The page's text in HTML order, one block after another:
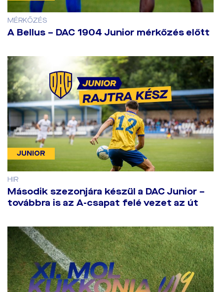
MÉRKŐZÉS
A Bellus – DAC 1904 Junior mérkőzés előtt
JUNIOR
HIR
Második szezonjára készül a DAC Junior –
továbbra is az A-csapat felé vezet az út